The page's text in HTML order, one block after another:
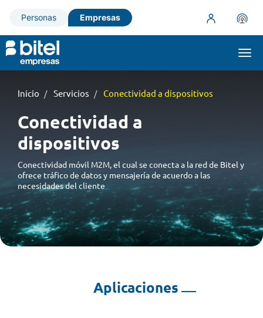
Personas Empresas
Inicio Servicios Conectividad a dispositivos
Conectividad a
dispositivos
Conectividad móvil M2M, el cual se conecta a la red de Bitel y
ofrece tráfico de datos y mensajería de acuerdo a las
necesidades del cliente
Aplicaciones